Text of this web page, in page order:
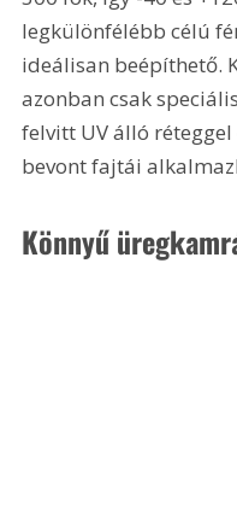
legkülönfélébb célú
ideálisan beépíthető.
azonban csak
felvitt UV álló
bevont fajtái
Könnyű